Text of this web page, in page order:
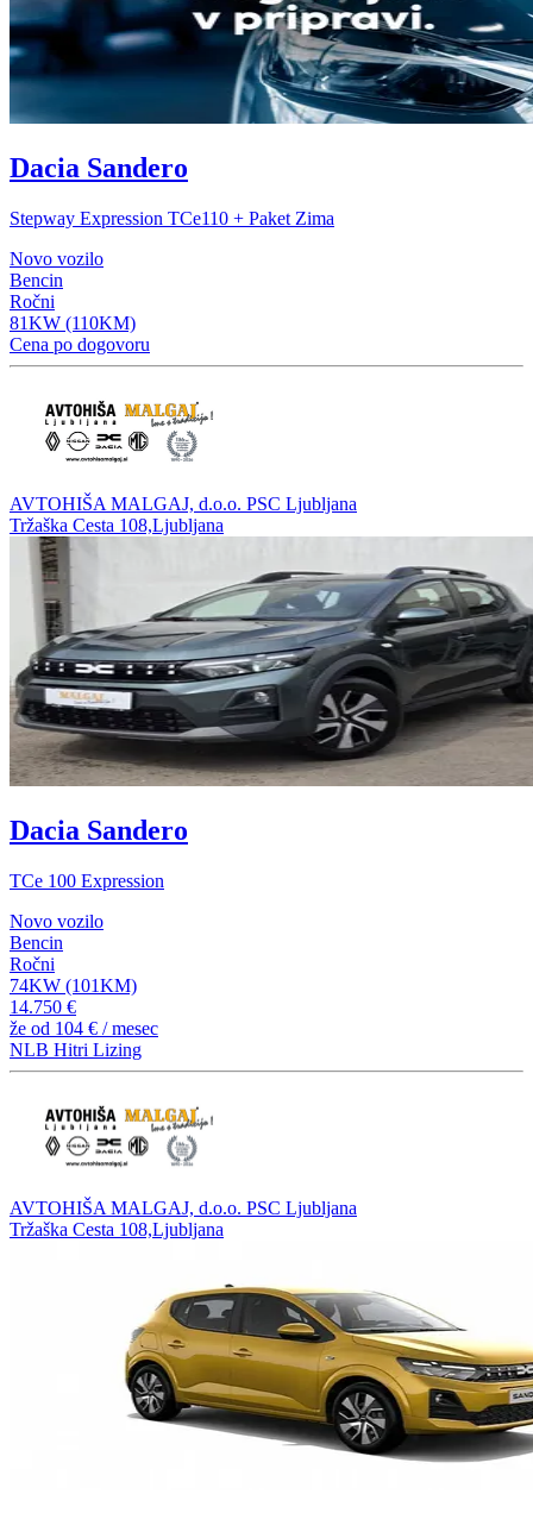
Dacia Sandero
Stepway Expression TCe110 + Paket Zima
Novo vozilo
Bencin
Ročni
81KW (110KM)
Cena po dogovoru
AVTOHIŠA MALGAJ, d.o.o. PSC Ljubljana
Tržaška Cesta 108,Ljubljana
Dacia Sandero
TCe 100 Expression
Novo vozilo
Bencin
Ročni
74KW (101KM)
14.750 €
že od 104 € / mesec
NLB Hitri Lizing
AVTOHIŠA MALGAJ, d.o.o. PSC Ljubljana
Tržaška Cesta 108,Ljubljana